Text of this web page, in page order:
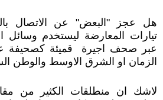
هل عجز "البعض" عن الاتصال
تيارات المعارضة ليستخدم وسائل
عبر صحف اجيرة قميئة كصحيفة
الزمان او الشرق الاوسط والوطن
لاشك ان منطلقات الكثير من